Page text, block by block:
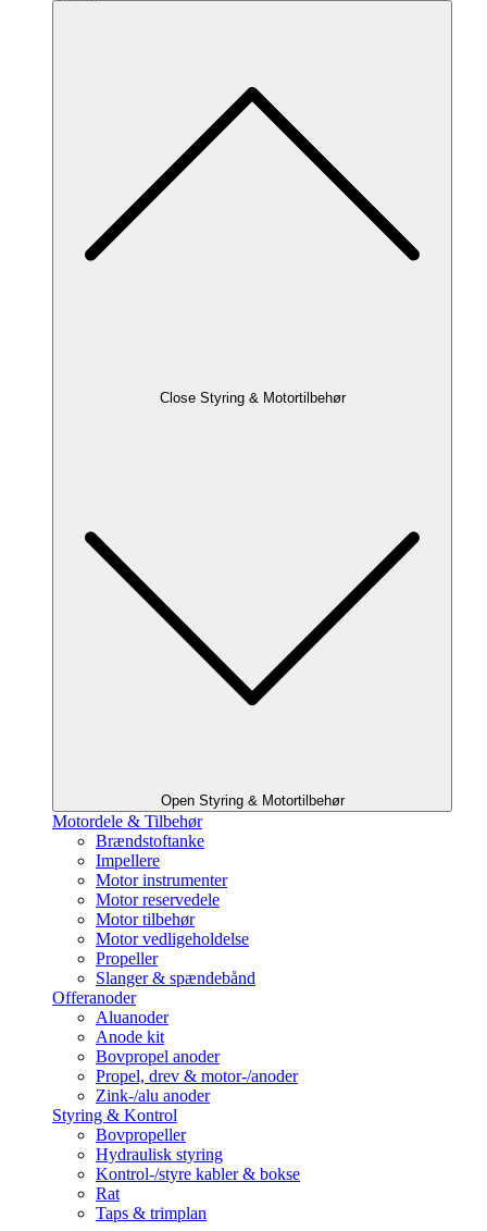
Close Styring & Motortilbehør
Open Styring & Motortilbehør
Motordele & Tilbehør
Brændstoftanke
Impellere
Motor instrumenter
Motor reservedele
Motor tilbehør
Motor vedligeholdelse
Propeller
Slanger & spændebånd
Offeranoder
Aluanoder
Anode kit
Bovpropel anoder
Propel, drev & motor-/anoder
Zink-/alu anoder
Styring & Kontrol
Bovpropeller
Hydraulisk styring
Kontrol-/styre kabler & bokse
Rat
Taps & trimplan